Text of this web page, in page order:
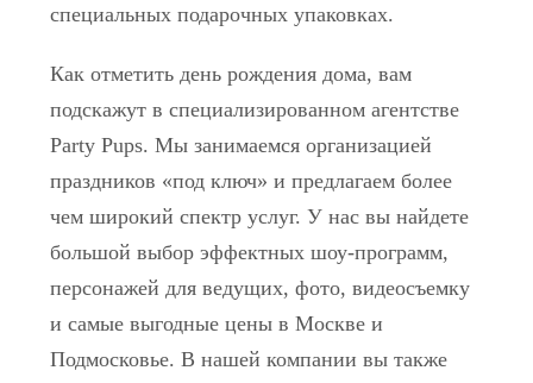
специальных подарочных упаковках.
Как отметить день рождения дома, вам
подскажут в специализированном агентстве
Party Pups. Мы занимаемся организацией
праздников «под ключ» и предлагаем более
чем широкий спектр услуг. У нас вы найдете
большой выбор эффектных шоу-программ,
персонажей для ведущих, фото, видеосъемку
и самые выгодные цены в Москве и
Подмосковье. В нашей компании вы также